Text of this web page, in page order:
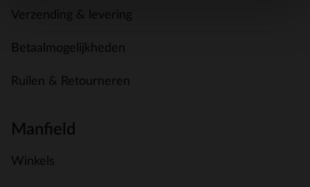
Verzending & levering
Betaalmogelijkheden
Ruilen & Retourneren
Manfield
Winkels